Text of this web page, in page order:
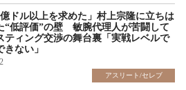
億ドル以上を求めた」村上宗隆に立ちは
“低評価”の壁 敏腕代理人が苦闘して
ティング交渉の舞台裏「実戦レベルで
きない」
アスリート/セレブ